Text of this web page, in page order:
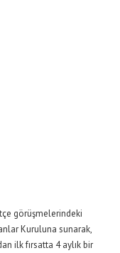
görüşmelerindeki
Kuruluna sunarak,
ilk fırsatta 4 aylık bir